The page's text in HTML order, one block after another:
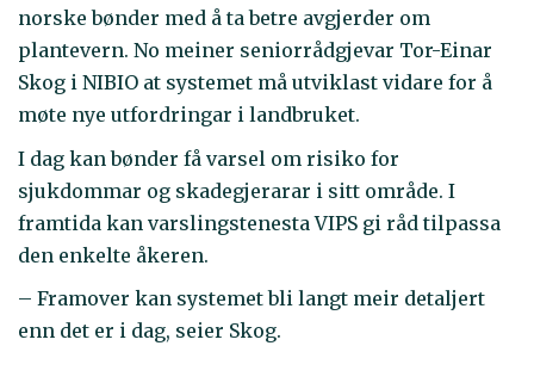
norske bønder med å ta betre avgjerder om
plantevern. No meiner seniorrådgjevar Tor-Einar
Skog i NIBIO at systemet må utviklast vidare for å
møte nye utfordringar i landbruket.
I dag kan bønder få varsel om risiko for
sjukdommar og skadegjerarar i sitt område. I
framtida kan varslingstenesta VIPS gi råd tilpassa
den enkelte åkeren.
– Framover kan systemet bli langt meir detaljert
enn det er i dag, seier Skog.